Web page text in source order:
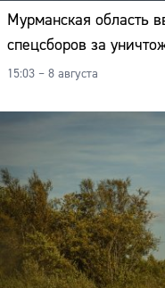
Мурманская область
спецсборов за
15:03 – 8 августа